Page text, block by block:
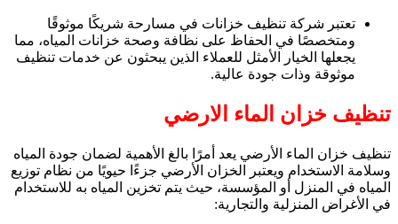
تعتبر شركة تنظيف خزانات في مسارحة شريكًا موثوقًا
ومتخصصًا في الحفاظ على نظافة وصحة خزانات المياه، مما
يجعلها الخيار الأمثل للعملاء الذين يبحثون عن خدمات تنظيف
موثوقة وذات جودة عالية.
تنظيف خزان الماء الارضي
تنظيف خزان الماء الأرضي يعد أمرًا بالغ الأهمية لضمان جودة المياه
وسلامة الاستخدام ويعتبر الخزان الأرضي جزءًا حيويًا من نظام توزيع
المياه في المنزل أو المؤسسة، حيث يتم تخزين المياه به للاستخدام
في الأغراض المنزلية والتجارية: